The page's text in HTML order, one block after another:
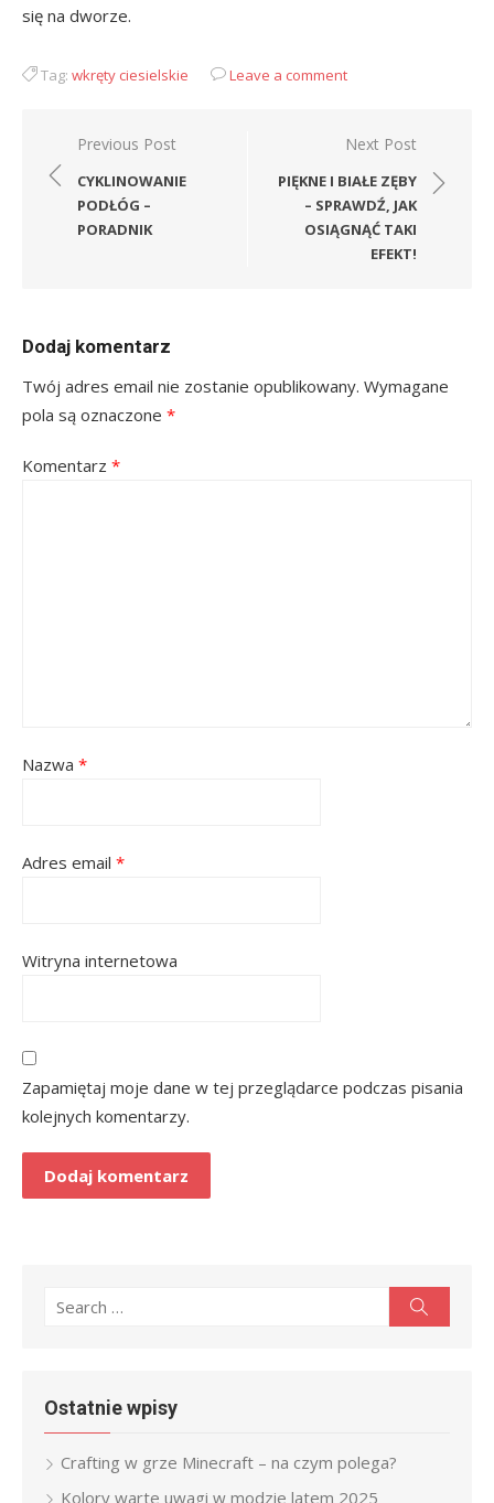
się na dworze.
Tag: wkręty ciesielskie Leave a comment
Nawigacja
wpisu
Previous Post
CYKLINOWANIE
PODŁÓG –
PORADNIK
Next Post
PIĘKNE I BIAŁE ZĘBY
– SPRAWDŹ, JAK
OSIĄGNĄĆ TAKI
EFEKT!
Dodaj komentarz
Twój adres email nie zostanie opublikowany. Wymagane
pola są oznaczone *
Komentarz *
Nazwa *
Adres email *
Witryna internetowa
Zapamiętaj moje dane w tej przeglądarce podczas pisania
kolejnych komentarzy.
Search
Ostatnie wpisy
Crafting w grze Minecraft – na czym polega?
Kolory warte uwagi w modzie latem 2025